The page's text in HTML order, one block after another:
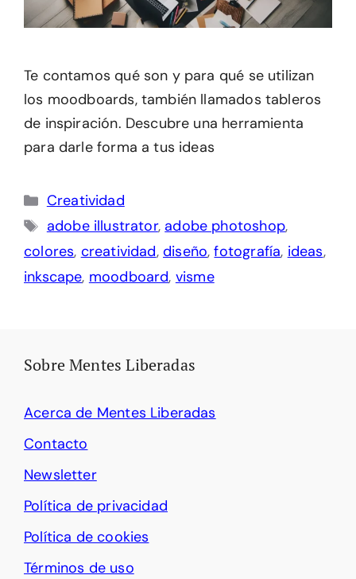
Te contamos qué son y para qué se utilizan
los moodboards, también llamados tableros
de inspiración. Descubre una herramienta
para darle forma a tus ideas
Categorías
Creatividad
Etiquetas
adobe illustrator, adobe photoshop,
colores, creatividad, diseño,fotografía, ideas,
inkscape, moodboard, visme
Sobre Mentes Liberadas
Acerca de Mentes Liberadas
Contacto
Newsletter
Política de privacidad
Política de cookies
Términos de uso